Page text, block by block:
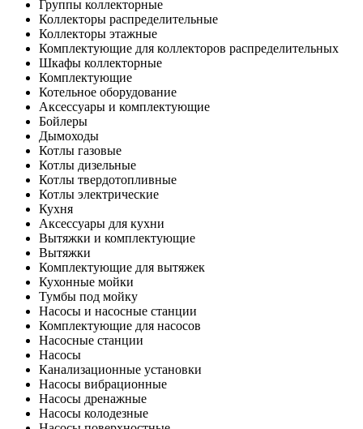
Группы коллекторные
Коллекторы распределительные
Коллекторы этажные
Комплектующие для коллекторов распределительных
Шкафы коллекторные
Комплектующие
Котельное оборудование
Аксессуары и комплектующие
Бойлеры
Дымоходы
Котлы газовые
Котлы дизельные
Котлы твердотопливные
Котлы электрические
Кухня
Аксессуары для кухни
Вытяжки и комплектующие
Вытяжки
Комплектующие для вытяжек
Кухонные мойки
Тумбы под мойку
Насосы и насосные станции
Комплектующие для насосов
Насосные станции
Насосы
Канализационные установки
Насосы вибрационные
Насосы дренажные
Насосы колодезные